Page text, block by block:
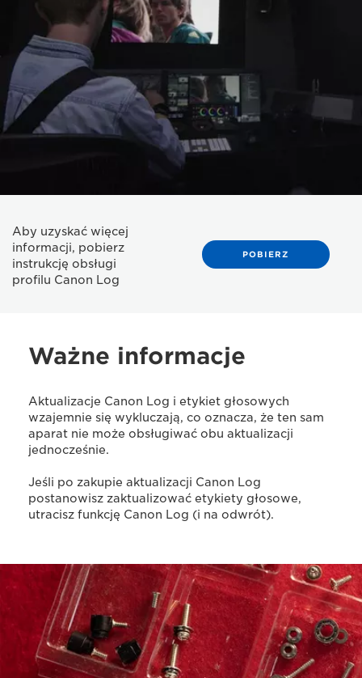
Aby uzyskać więcej
informacji, pobierz
instrukcję obsługi
profilu Canon Log
POBIERZ
Ważne informacje
Aktualizacje Canon Log i etykiet głosowych
wzajemnie się wykluczają, co oznacza, że ten sam
aparat nie może obsługiwać obu aktualizacji
jednocześnie.
Jeśli po zakupie aktualizacji Canon Log
postanowisz zaktualizować etykiety głosowe,
utracisz funkcję Canon Log (i na odwrót).